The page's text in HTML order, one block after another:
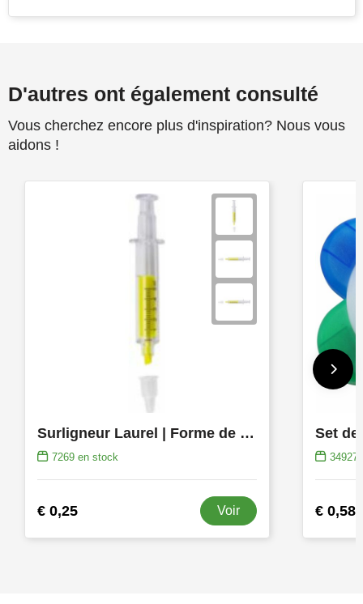
D'autres ont également consulté
Vous cherchez encore plus d'inspiration? Nous vous
aidons !
Surligneur Laurel | Forme de seringue
7269en stock
€ 0,25 Voir
34927
€ 0,58